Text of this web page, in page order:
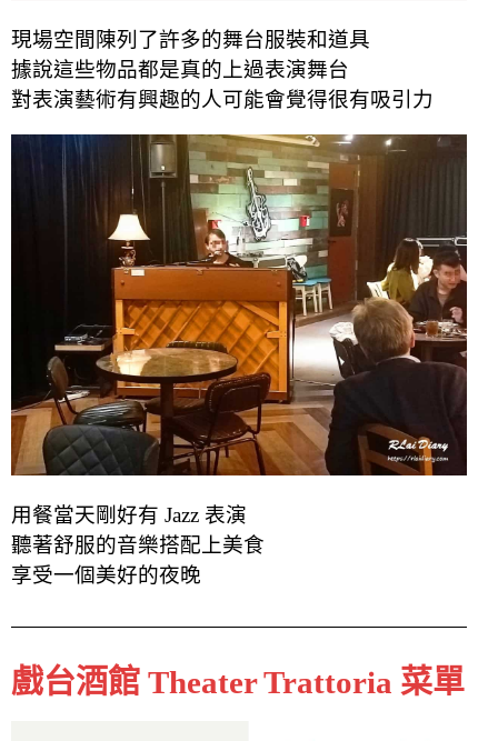
現場空間陳列了許多的舞台服裝和道具
據說這些物品都是真的上過表演舞台
對表演藝術有興趣的人可能會覺得很有吸引力
用餐當天剛好有 Jazz 表演
聽著舒服的音樂搭配上美食
享受一個美好的夜晚
戲台酒館 Theater Trattoria 菜單